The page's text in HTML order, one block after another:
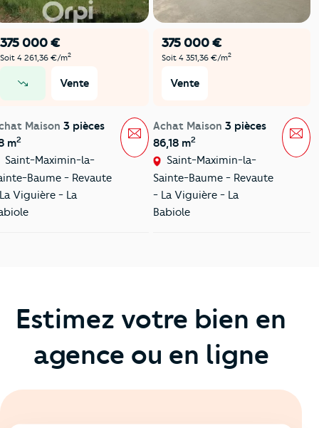
375 000 €
Soit 4 261,36 €/m2
Vente
Maison 3 pièces
m2
Saint-Maximin-la-
Baume - Revaute
Viguière - La
Message
375 000 €
Soit 4 351,36 €/m2
Vente
Achat Maison 3 pièces
86,18 m2
Saint-Maximin-la-
Sainte-Baume - Revaute
- La Viguière - La
Babiole
Estimez votre bien en
agence ou en ligne